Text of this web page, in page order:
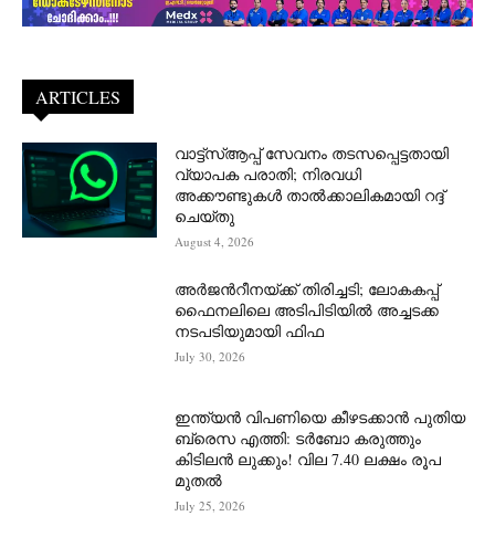
ARTICLES
വാട്ട്‌സ്ആപ്പ് സേവനം തടസപ്പെട്ടതായി
വ്യാപക പരാതി; നിരവധി
അക്കൗണ്ടുകൾ താൽക്കാലികമായി റദ്ദ്
ചെയ്തു
August 4, 2026
അർജന്‍റീനയ്ക്ക് തിരിച്ചടി; ലോകകപ്പ്
ഫൈനലിലെ അടിപിടിയിൽ അച്ചടക്ക
നടപടിയുമായി ഫിഫ
July 30, 2026
ഇന്ത്യൻ വിപണിയെ കീഴടക്കാന്‍ പുതിയ
ബ്രെസ എത്തി: ടർബോ കരുത്തും
കിടിലൻ ലുക്കും! വില 7.40 ലക്ഷം രൂപ
മുതൽ
July 25, 2026